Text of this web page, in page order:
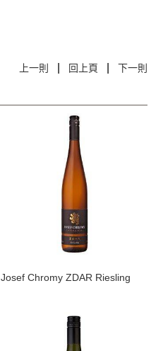
上一則 回上頁 下一則
Josef Chromy ZDAR Riesling